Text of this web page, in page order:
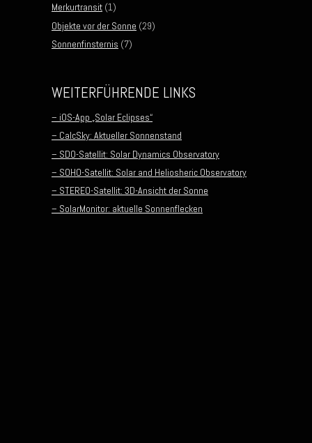
Merkurtransit (1)
Objekte vor der Sonne (29)
Sonnenfinsternis (7)
WEITERFÜHRENDE LINKS
– iOS-App „Solar Eclipses“
– CalcSky: Aktueller Sonnenstand
– SDO-Satellit: Solar Dynamics Observatory
– SOHO-Satellit: Solar and Heliosheric Observatory
– STEREO-Satellit: 3D-Ansicht der Sonne
– SolarMonitor: aktuelle Sonnenflecken